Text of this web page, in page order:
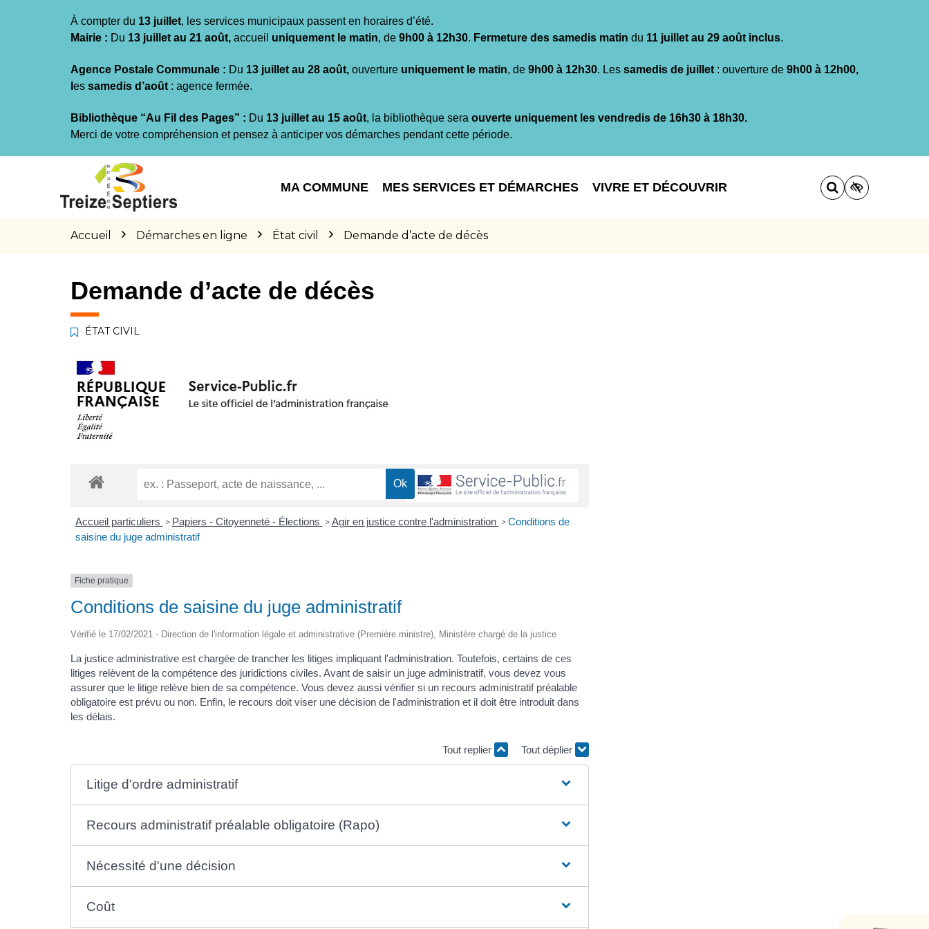
À compter du 13 juillet, les services municipaux passent en horaires d’été.
Mairie : Du 13 juillet au 21 août, accueil uniquement le matin, de 9h00 à 12h30. Fermeture des samedis matin du 11 juillet au 29 août inclus.
Agence Postale Communale : Du 13 juillet au 28 août, ouverture uniquement le matin, de 9h00 à 12h30. Les samedis de juillet : ouverture de 9h00 à 12h00,
es samedis d’août : agence fermée.
Bibliothèque “Au Fil des Pages” : Du 13 juillet au 15 août, la bibliothèque sera ouverte uniquement les vendredis de 16h30 à 18h30.
Merci de votre compréhension et pensez à anticiper vos démarches pendant cette période.
MA COMMUNE MES SERVICES ET DÉMARCHES VIVRE ET DÉCOUVRIR
Accueil Démarches en ligne État civil Demande d’acte de décès
Demande d’acte de décès
ÉTAT CIVIL
Accueil particuliers > Papiers - Citoyenneté - Élections > Agir en justice contre l'administration > Conditions de
saisine du juge administratif
Fiche pratique
Conditions de saisine du juge administratif
Vérifié le 17/02/2021 - Direction de l'information légale et administrative (Première ministre), Ministère chargé de la justice
La justice administrative est chargée de trancher les litiges impliquant l'administration. Toutefois, certains de ces
litiges relèvent de la compétence des juridictions civiles. Avant de saisir un juge administratif, vous devez vous
assurer que le litige relève bien de sa compétence. Vous devez aussi vérifier si un recours administratif préalable
obligatoire est prévu ou non. Enfin, le recours doit viser une décision de l'administration et il doit être introduit dans
les délais.
Tout replier Tout déplier
Litige d'ordre administratif
Recours administratif préalable obligatoire (Rapo)
Nécessité d'une décision
Coût